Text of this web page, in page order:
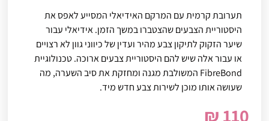
תערובת קרמית עם המרקם האידיאלי המסייע לאפס את
היסטוריית הצבעים שהצטברו במשך הזמן. אידיאלי עבור
שיער הזקוק לתיקון צבע מהיר ועדין של כיווני גוון לא רצויים
או עבור אלה שיש להם היסטוריית צבעים ארוכה. טכנולוגיית
FibreBond המשולבת מגנה ומחזקת את סיב השערה, מה
שעושה אותו מוכן לשירות צבע חדש מיד.
₪ 110